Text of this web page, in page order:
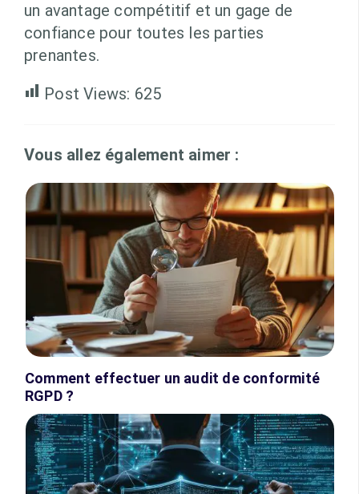
un avantage compétitif et un gage de
confiance pour toutes les parties
prenantes.
Post Views: 625
Vous allez également aimer :
Comment effectuer un audit de conformité
RGPD ?